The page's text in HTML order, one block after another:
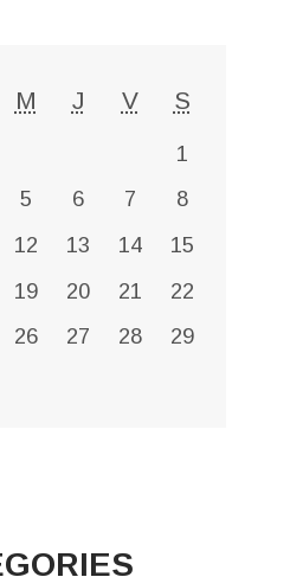
M J V S
1
5 6 7
8
12 13 14
15
19 20 21
22
26 27 28
29